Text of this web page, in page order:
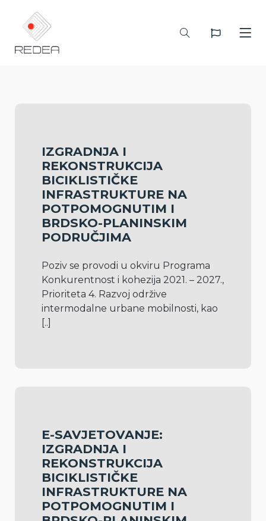
IZGRADNJA I
REKONSTRUKCIJA
BICIKLISTIČKE
INFRASTRUKTURE NA
POTPOMOGNUTIM I
BRDSKO-PLANINSKIM
PODRUČJIMA
Poziv se provodi u okviru Programa
Konkurentnost i kohezija 2021. – 2027.,
Prioriteta 4. Razvoj održive
[..]
E-SAVJETOVANJE:
IZGRADNJA I
REKONSTRUKCIJA
BICIKLISTIČKE
INFRASTRUKTURE NA
POTPOMOGNUTIM I